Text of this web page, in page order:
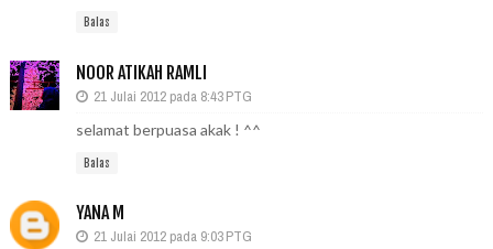
Balas
NOOR ATIKAH RAMLI
21 Julai 2012 pada 8:43 PTG
selamat berpuasa akak ! ^^
Balas
YANA M
21 Julai 2012 pada 9:03 PTG